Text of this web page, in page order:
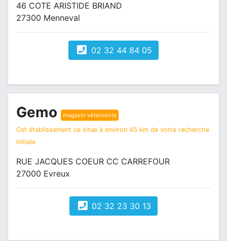
46 COTE ARISTIDE BRIAND
27300 Menneval
02 32 44 84 05
Gemo magasin vêtements
Cet établissement ce situe à environ 45 km de votre recherche
initiale
RUE JACQUES COEUR CC CARREFOUR
27000 Evreux
02 32 23 30 13